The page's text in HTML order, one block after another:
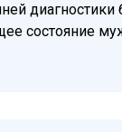
диагностики
состояние